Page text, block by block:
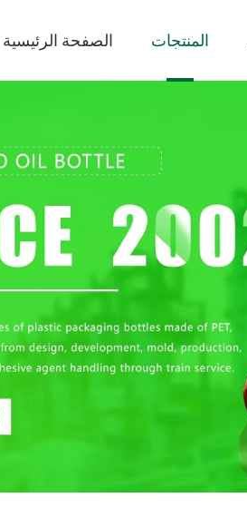
الصفحة الرئيسية المنتجات